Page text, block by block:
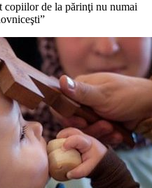
copiilor de la părinţi nu numai